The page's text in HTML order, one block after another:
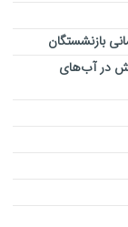
در آب‌های